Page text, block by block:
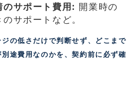
のサポート費用: 開業時の
サポートなど。
の低さだけで判断せず、どこまで
途費用なのかを、契約前に必ず確